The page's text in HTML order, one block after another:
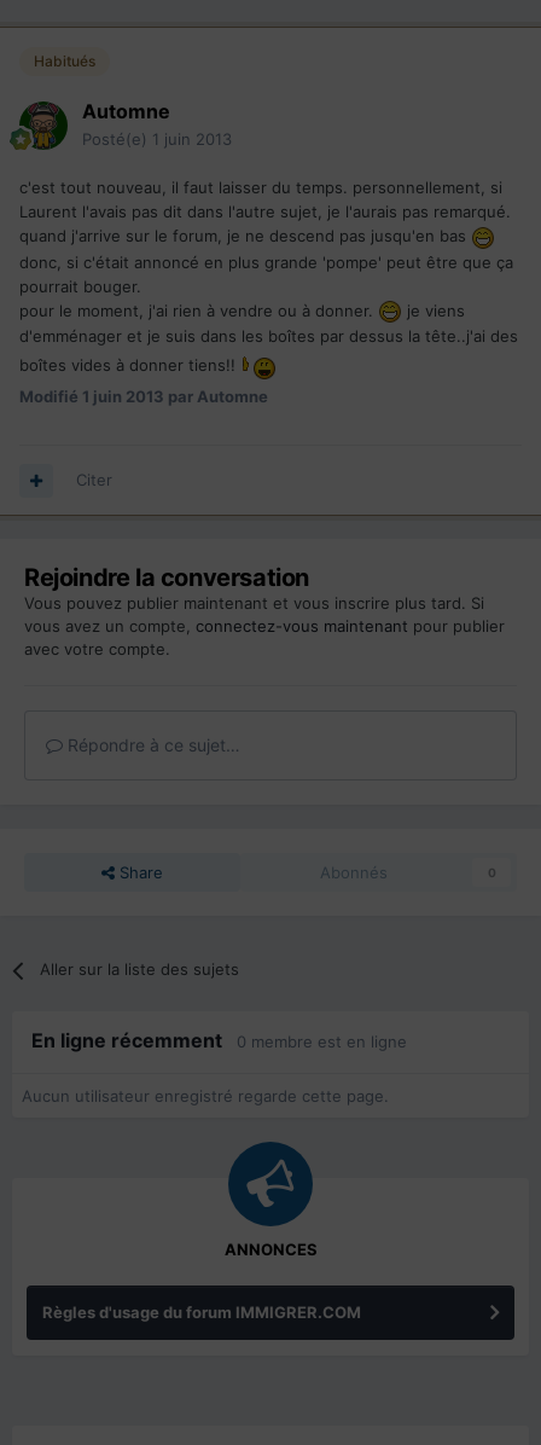
Habitués
Automne
Posté(e) 1 juin 2013
c'est tout nouveau, il faut laisser du temps. personnellement, si
Laurent l'avais pas dit dans l'autre sujet, je l'aurais pas remarqué.
quand j'arrive sur le forum, je ne descend pas jusqu'en bas
donc, si c'était annoncé en plus grande 'pompe' peut être que ça
pourrait bouger.
pour le moment, j'ai rien à vendre ou à donner.
je viens
d'emménager et je suis dans les boîtes par dessus la tête..j'ai des
boîtes vides à donner tiens!!
Modifié 1 juin 2013 par Automne
Citer
Rejoindre la conversation
Vous pouvez publier maintenant et vous inscrire plus tard. Si
vous avez un compte, connectez-vous maintenant pour publier
avec votre compte.
Répondre à ce sujet…
Share Abonnés 0
Aller sur la liste des sujets
En ligne récemment 0 membre est en ligne
Aucun utilisateur enregistré regarde cette page.
ANNONCES
Règles d'usage du forum IMMIGRER.COM